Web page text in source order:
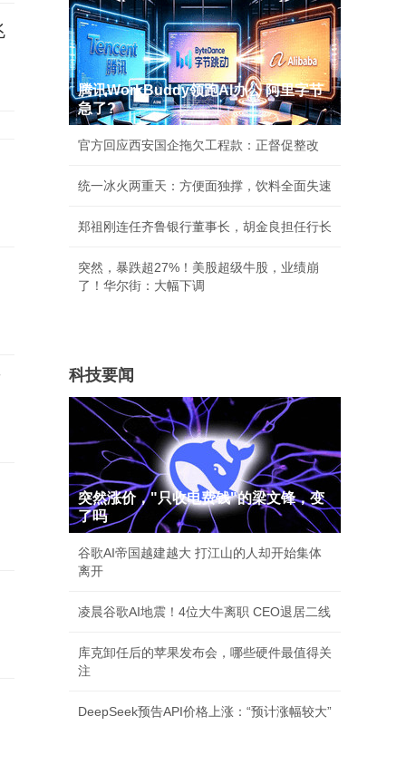
腾讯WorkBuddy领跑AI办公 阿里字节
急了?
官方回应西安国企拖欠工程款：正督促整改
统一冰火两重天：方便面独撑，饮料全面失速
郑祖刚连任齐鲁银行董事长，胡金良担任行长
突然，暴跌超27%！美股超级牛股，业绩崩
了！华尔街：大幅下调
科技要闻
突然涨价，"只收电费钱"的梁文锋，变
了吗
谷歌AI帝国越建越大 打江山的人却开始集体
离开
凌晨谷歌AI地震！4位大牛离职 CEO退居二线
库克卸任后的苹果发布会，哪些硬件最值得关
注
DeepSeek预告API价格上涨：“预计涨幅较大”